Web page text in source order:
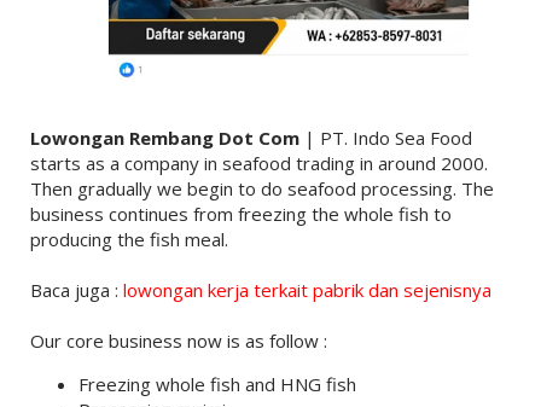
Lowongan Rembang Dot Com| PT. Indo Sea Food
starts as a company in seafood trading in around 2000.
Then gradually we begin to do seafood processing. The
business continues from freezing the whole fish to
producing the fish meal.
Baca juga : lowongan kerja terkait pabrik dan sejenisnya
Our core business now is as follow :
Freezing whole fish and HNG fish